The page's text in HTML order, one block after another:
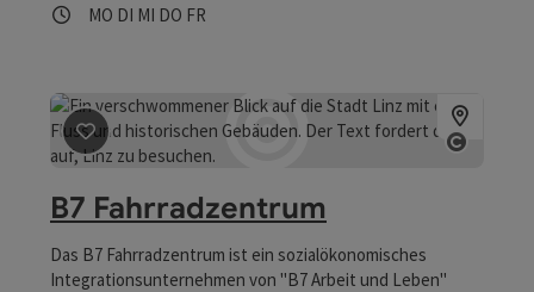
Öffnungszeiten
MO Montag geöffnet
DI Dienstag geöffnet
MI Mittwoch geöffnet
DO Donnerstag geöffnet
FRFreitag geöffnet
Beitrag merken: B7 Fahrradzentrum
B7 Fahrradzentrum
Das B7 Fahrradzentrum ist ein sozialökonomisches
Integrationsunternehmen von "B7 Arbeit und Leben"